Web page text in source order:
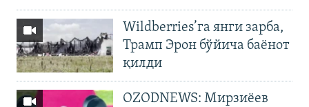
Wildberries’га янги зарба,
Трамп Эрон бўйича баёнот
қилди
OZODNEWS: Мирзиёев